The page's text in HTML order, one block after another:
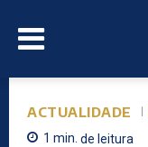
ACTUALIDADE
1 min. de leitura